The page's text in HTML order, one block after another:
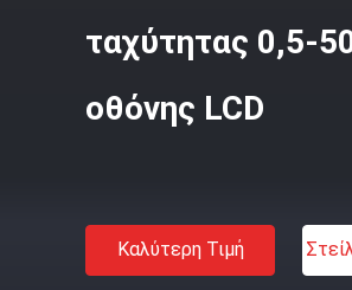
ταχύτητας 0,5-
οθόνης LCD
Καλύτερη Τιμή